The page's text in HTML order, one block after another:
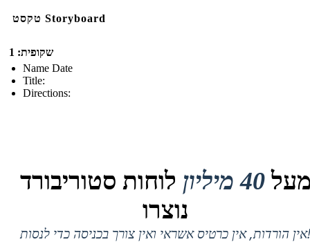
טקסט Storyboard
שקופית: 1
Name Date
Title:
Directions:
40 מיליון
לוחות סטוריבורד
נוצרו
אין הורדות, אין כרטיס אשראי ואין צורך בכניסה כדי לנסות!